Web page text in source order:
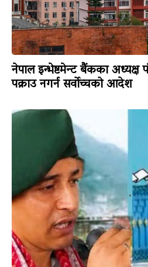
नेपाल इन्भेष्टमेन्ट बैंकका अध्यक्ष
पक्राउ नगर्न सर्वोच्चको आदेश